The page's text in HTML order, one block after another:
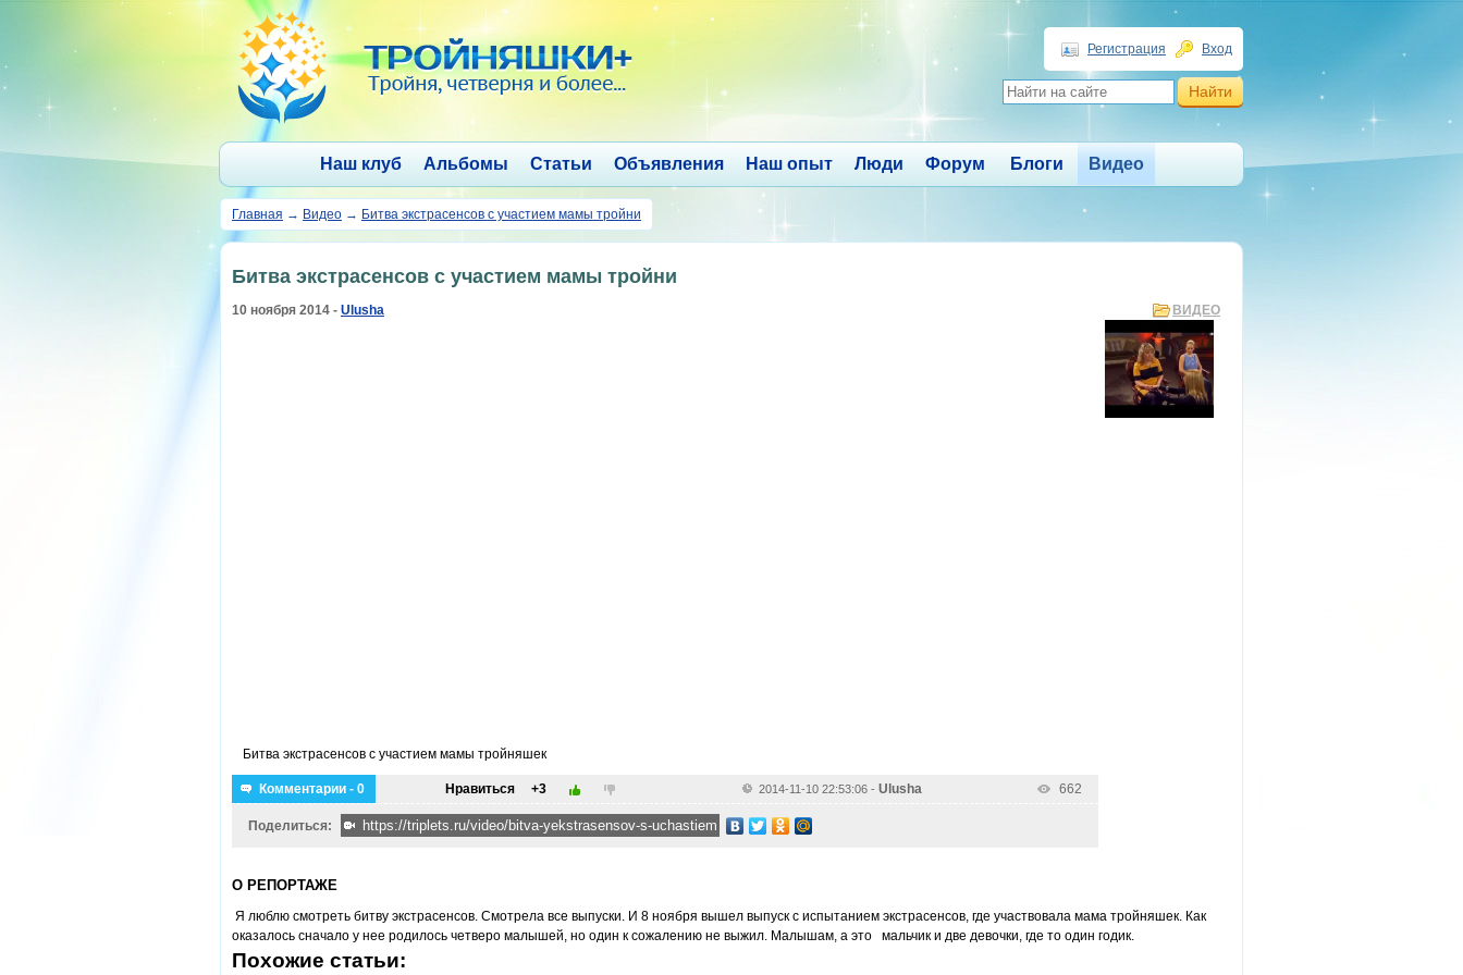
Регистрация Вход
Наш клуб Альбомы Статьи Объявления Наш опыт Люди Форум Блоги Видео
Главная → Видео → Битва экстрасенсов с участием мамы тройни
Битва экстрасенсов с участием мамы тройни
ВИДЕО
10 ноября 2014 - Ulusha
Битва экстрасенсов с участием мамы тройняшек
Комментарии - 0 Нравиться +3 2014-11-10 22:53:06 - Ulusha 662
Поделиться:
О РЕПОРТАЖЕ
Я люблю смотреть битву экстрасенсов. Смотрела все выпуски. И 8 ноября вышел выпуск с испытанием экстрасенсов, где участвовала мама тройняшек. Как
оказалось сначало у нее родилось четверо малышей, но один к сожалению не выжил. Малышам, а это мальчик и две девочки, где то один годик.
Похожие статьи: